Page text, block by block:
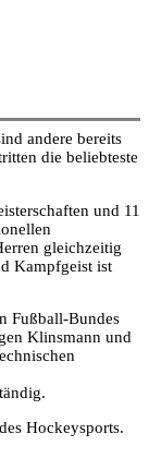
andere bereits
die beliebteste
und 11
gleichzeitig
Kampfgeist ist
Fußball-Bundes
Klinsmann und
Hockeysports.